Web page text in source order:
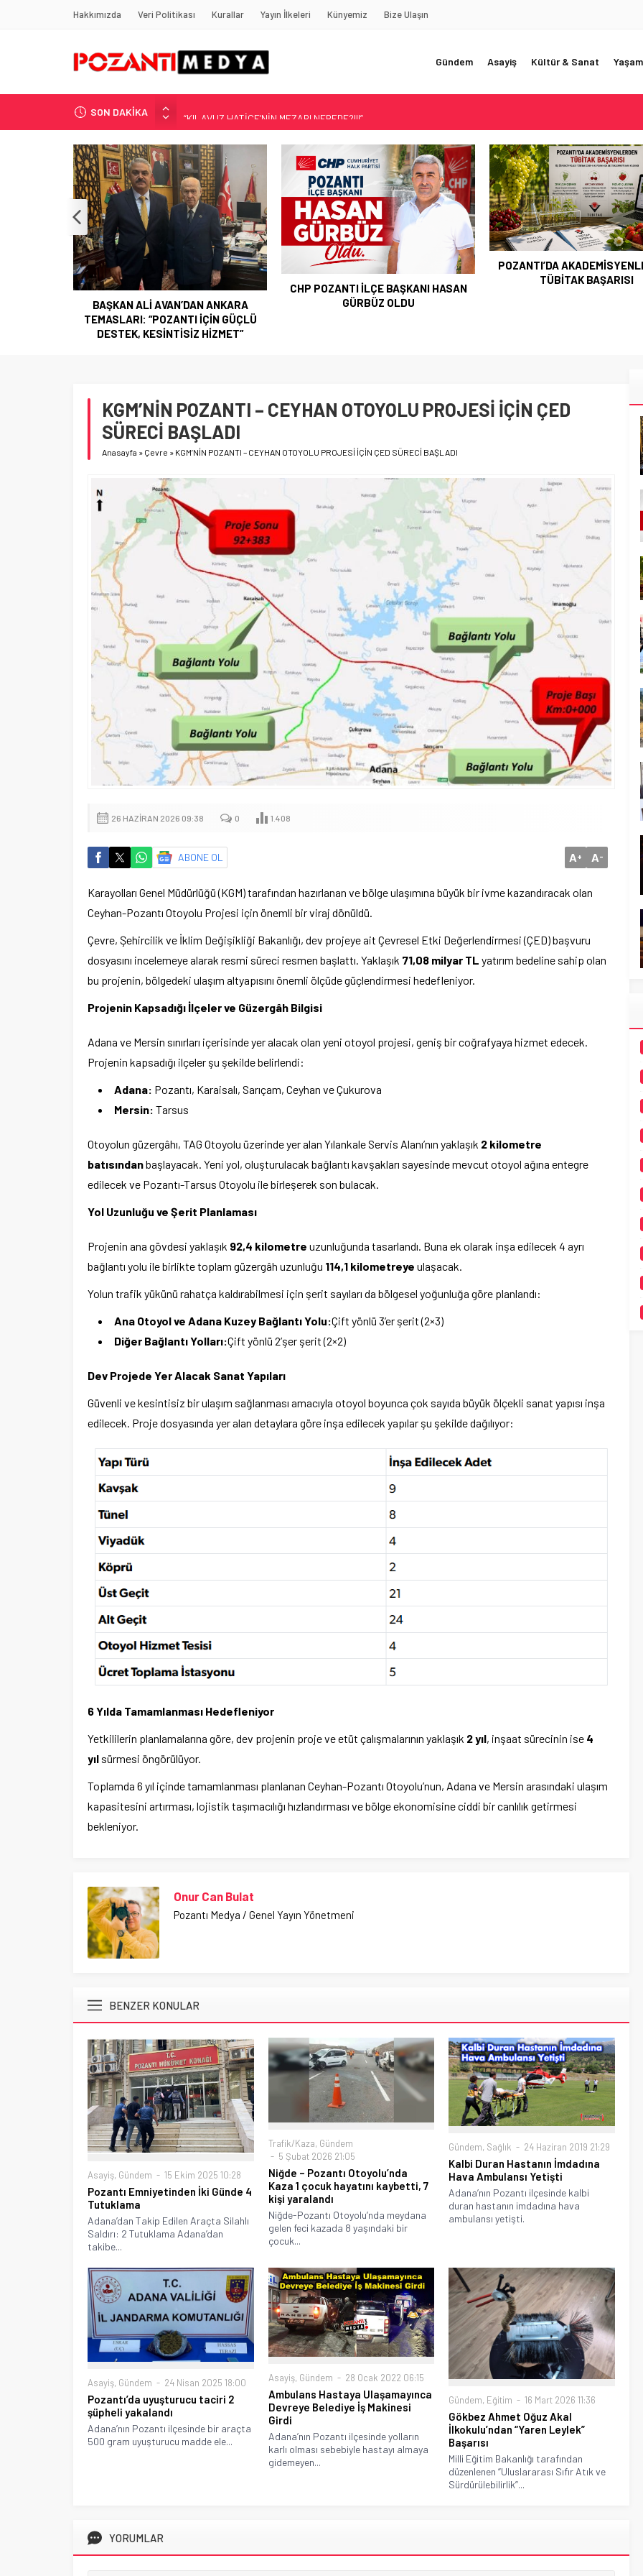
Hakkımızda Veri Politikası Kurallar Yayın İlkeleri Künyemiz Bize Ulaşın
Gündem Asayiş Kültür & Sanat Yaşam
SON DAKİKA
“KILAVUZ HATİCE’NİN MEZARI NEREDE?!!!”
Adana’nın Gizli Cenneti Pozantı Akçatekir Yaylası
Yılmaz Soğutma’dan Buzdolabı Uyarısı
Gaziantep, Mersin ve Adana’da Web Tasarımın Öncüsü GZR Ajans
Harun YÜCEL Yazdı: İLBER ORTAYLI
CHP POZANTI İLÇE BAŞKANI HASAN
GÜRBÜZ OLDU
POZANTI’DA AKADEMİSYENLERDEN
TÜBİTAK BAŞARISI
KGM’NİN POZANTI – CEYHAN OTOYOLU PROJESİ İÇİN ÇED
SÜRECİ BAŞLADI
Anasayfa » Çevre » KGM’NİN POZANTI – CEYHAN OTOYOLU PROJESİ İÇİN ÇED SÜRECİ BAŞLADI
26 HAZIRAN 2026 09:38 0 1.408
ABONE OL A+ A-
Karayolları Genel Müdürlüğü (KGM) tarafından hazırlanan ve bölge ulaşımına büyük bir ivme kazandıracak olan
Ceyhan-Pozantı Otoyolu Projesi için önemli bir viraj dönüldü.
Çevre, Şehircilik ve İklim Değişikliği Bakanlığı, dev projeye ait Çevresel Etki Değerlendirmesi (ÇED) başvuru
dosyasını incelemeye alarak resmi süreci resmen başlattı. Yaklaşık 71,08 milyar TL yatırım bedeline sahip olan
bu projenin, bölgedeki ulaşım altyapısını önemli ölçüde güçlendirmesi hedefleniyor.
Projenin Kapsadığı İlçeler ve Güzergâh Bilgisi
Adana ve Mersin sınırları içerisinde yer alacak olan yeni otoyol projesi, geniş bir coğrafyaya hizmet edecek.
Projenin kapsadığı ilçeler şu şekilde belirlendi:
Adana: Pozantı, Karaisalı, Sarıçam, Ceyhan ve Çukurova
Mersin: Tarsus
Otoyolun güzergâhı, TAG Otoyolu üzerinde yer alan Yılankale Servis Alanı’nın yaklaşık 2 kilometre
batısındanbaşlayacak. Yeni yol, oluşturulacak bağlantı kavşakları sayesinde mevcut otoyol ağına entegre
edilecek ve Pozantı-Tarsus Otoyolu ile birleşerek son bulacak.
Yol Uzunluğu ve Şerit Planlaması
Projenin ana gövdesi yaklaşık 92,4 kilometre uzunluğunda tasarlandı. Buna ek olarak inşa edilecek 4 ayrı
bağlantı yolu ile birlikte toplam güzergâh uzunluğu 114,1 kilometreye ulaşacak.
Yolun trafik yükünü rahatça kaldırabilmesi için şerit sayıları da bölgesel yoğunluğa göre planlandı:
Ana Otoyol ve Adana Kuzey Bağlantı Yolu:Çift yönlü 3’er şerit (2×3)
Diğer Bağlantı Yolları:Çift yönlü 2’şer şerit (2×2)
Dev Projede Yer Alacak Sanat Yapıları
Güvenli ve kesintisiz bir ulaşım sağlanması amacıyla otoyol boyunca çok sayıda büyük ölçekli sanat yapısı inşa
edilecek. Proje dosyasında yer alan detaylara göre inşa edilecek yapılar şu şekilde dağılıyor:
6 Yılda Tamamlanması Hedefleniyor
Yetkililerin planlamalarına göre, dev projenin proje ve etüt çalışmalarının yaklaşık 2 yıl, inşaat sürecinin ise 4
yıl sürmesi öngörülüyor.
Toplamda 6 yıl içinde tamamlanması planlanan Ceyhan-Pozantı Otoyolu’nun, Adana ve Mersin arasındaki ulaşım
kapasitesini artırması, lojistik taşımacılığı hızlandırması ve bölge ekonomisine ciddi bir canlılık getirmesi
bekleniyor.
Onur Can Bulat
Pozantı Medya / Genel Yayın Yönetmeni
BENZER KONULAR
Asayiş, Gündem 15 Ekim 2025 10:28
Pozantı Emniyetinden İki Günde 4
Tutuklama
Adana’dan Takip Edilen Araçta Silahlı
Saldırı: 2 Tutuklama Adana’dan
takibe...
Trafik/Kaza, Gündem
5 Şubat 2026 21:05
Niğde – Pozantı Otoyolu’nda
Kaza 1 çocuk hayatını kaybetti, 7
kişi yaralandı
Niğde-Pozantı Otoyolu’nda meydana
gelen feci kazada 8 yaşındaki bir
çocuk...
Gündem, Sağlık 24 Haziran 2019 21:29
Kalbi Duran Hastanın İmdadına
Hava Ambulansı Yetişti
Adana’nın Pozantı ilçesinde kalbi
duran hastanın imdadına hava
ambulansı yetişti.
Asayiş, Gündem 24 Nisan 2025 18:00
Pozantı’da uyuşturucu taciri 2
şüpheli yakalandı
Adana’nın Pozantı ilçesinde bir araçta
500 gram uyuşturucu madde ele...
Asayiş, Gündem 28 Ocak 2022 06:15
Ambulans Hastaya Ulaşamayınca
Devreye Belediye İş Makinesi
Girdi
Adana’nın Pozantı ilçesinde yolların
karlı olması sebebiyle hastayı almaya
gidemeyen...
Gündem, Eğitim 16 Mart 2026 11:36
Gökbez Ahmet Oğuz Akal
İlkokulu’ndan “Yaren Leylek”
Başarısı
Milli Eğitim Bakanlığı tarafından
düzenlenen “Uluslararası Sıfır Atık ve
Sürdürülebilirlik”...
YORUMLAR